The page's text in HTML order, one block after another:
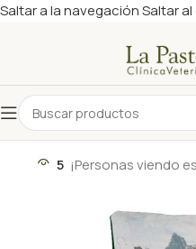
Saltar a la navegaciónSaltar
5 ¡Personas viendo